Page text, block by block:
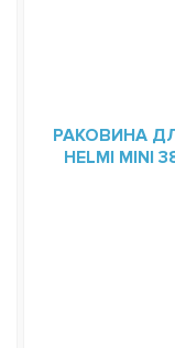
РАКОВИНА
HELMI MINI